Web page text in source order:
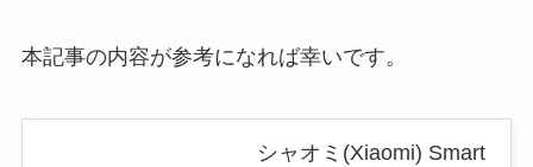
本記事の内容が参考になれば幸いです。
シャオミ(Xiaomi) Smart